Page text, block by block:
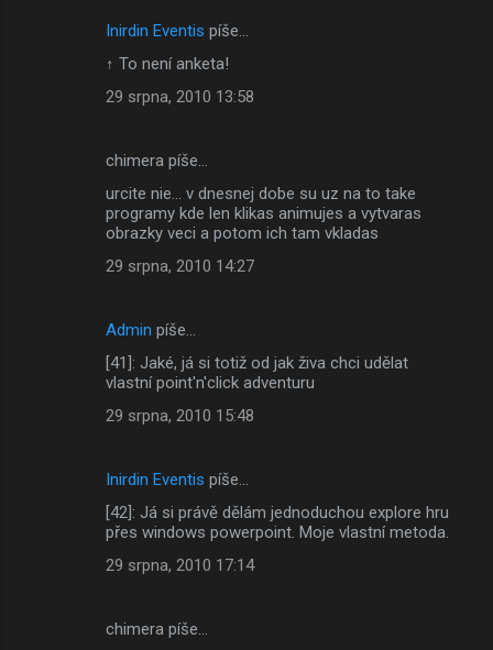
Inirdin Eventis píše…
↑ To není anketa!
29 srpna, 2010 13:58
chimera píše…
urcite nie... v dnesnej dobe su uz na to take
programy kde len klikas animujes a vytvaras
obrazky veci a potom ich tam vkladas
29 srpna, 2010 14:27
Admin píše…
[41]: Jaké, já si totiž od jak živa chci udělat
vlastní point'n'click adventuru
29 srpna, 2010 15:48
Inirdin Eventis píše…
[42]: Já si právě dělám jednoduchou explore hru
přes windows powerpoint. Moje vlastní metoda.
29 srpna, 2010 17:14
chimera píše…